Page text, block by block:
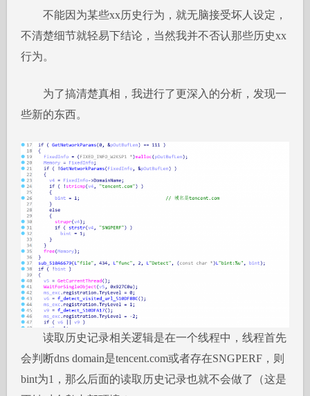
不能因为某些xx历史行为，就无脑接受坏人设定，
不清楚细节就轻易下结论，当然我并不否认那些历史xx
行为。
为了搞清楚真相，我进行了更深入的分析，发现一
些新的东西。
读取历史记录相关逻辑是在一个线程中，线程首先
会判断dns domain是tencent.com或者存在SNGPERF，则
bint为1，那么后面的读取历史记录也就不会做了（这是